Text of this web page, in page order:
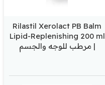
Rilastil Xerolact PB Balm
Lipid-Replenishing 200 ml
| مرطب للوجه والجسم